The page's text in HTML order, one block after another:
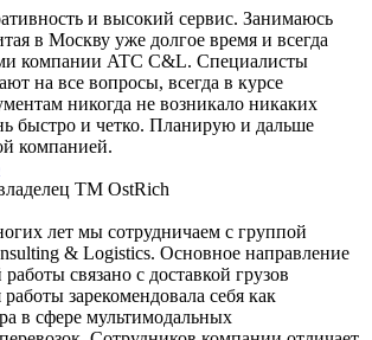
и высокий сервис. Занимаюсь
в Москву уже долгое время и всегда
компании ATC С&L. Специалисты
на все вопросы, всегда в курсе
никогда не возникало никаких
быстро и четко. Планирую и дальше
компанией.
ТМ OstRich
лет мы сотрудничаем с группой
& Logistics. Основное направление
связано с доставкой грузов
зарекомендовала себя как
в сфере мультимодальных